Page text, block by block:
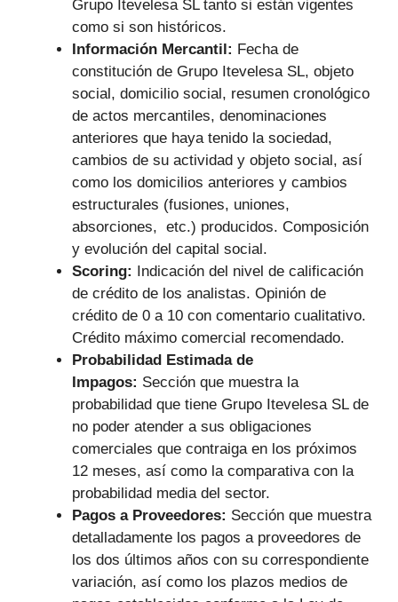
Grupo Itevelesa SL tanto si están vigentes
como si son históricos.
Información Mercantil: Fecha de
constitución de Grupo Itevelesa SL, objeto
social, domicilio social, resumen cronológico
de actos mercantiles, denominaciones
anteriores que haya tenido la sociedad,
cambios de su actividad y objeto social, así
como los domicilios anteriores y cambios
estructurales (fusiones, uniones,
absorciones, etc.) producidos. Composición
y evolución del capital social.
Scoring: Indicación del nivel de calificación
de crédito de los analistas. Opinión de
crédito de 0 a 10 con comentario cualitativo.
Crédito máximo comercial recomendado.
Probabilidad Estimada de
Impagos: Sección que muestra la
probabilidad que tiene Grupo Itevelesa SL de
no poder atender a sus obligaciones
comerciales que contraiga en los próximos
12 meses, así como la comparativa con la
probabilidad media del sector.
Pagos a Proveedores: Sección que muestra
detalladamente los pagos a proveedores de
los dos últimos años con su correspondiente
variación, así como los plazos medios de